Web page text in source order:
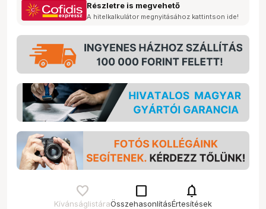
Részletre is megvehető
A hitelkalkulátor megnyitásához kattintson ide!
Kívánságlistára
check_box_outline_blank
Összehasonlítás
notifications
Értesítések